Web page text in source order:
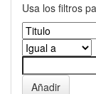
Usa los filtros